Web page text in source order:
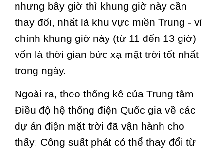
nhưng bây giờ thì khung giờ này cần
thay đổi, nhất là khu vực miền Trung - vì
chính khung giờ này (từ 11 đến 13 giờ)
vốn là thời gian bức xạ mặt trời tốt nhất
trong ngày.
Ngoài ra, theo thống kê của Trung tâm
Điều độ hệ thống điện Quốc gia về các
dự án điện mặt trời đã vận hành cho
thấy: Công suất phát có thể thay đổi từ